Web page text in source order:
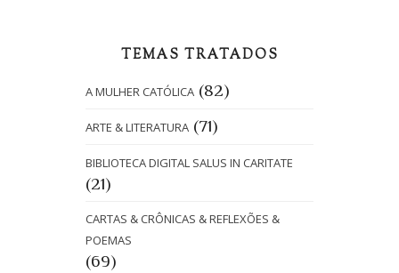
TEMAS TRATADOS
A MULHER CATÓLICA (82)
ARTE & LITERATURA (71)
BIBLIOTECA DIGITAL SALUS IN CARITATE
(21)
CARTAS & CRÔNICAS & REFLEXÕES &
POEMAS
(69)